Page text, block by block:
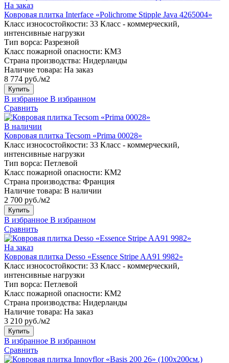
На заказ
Ковровая плитка Interface «Polichrome Stipple Java 4265004»
Класс износостойкости: 33 Класс - коммерческий,
интенсивные нагрузки
Тип ворса: Разрезной
Класс пожарной опасности: КМ3
Страна производства: Нидерланды
Наличие товара: На заказ
8 774 руб./м2
Купить
В избранное В избранном
Сравнить
В наличии
Ковровая плитка Tecsom «Prima 00028»
Класс износостойкости: 33 Класс - коммерческий,
интенсивные нагрузки
Тип ворса: Петлевой
Класс пожарной опасности: КМ2
Страна производства: Франция
Наличие товара: В наличии
2 700 руб./м2
Купить
В избранное В избранном
Сравнить
На заказ
Ковровая плитка Desso «Essence Stripe AA91 9982»
Класс износостойкости: 33 Класс - коммерческий,
интенсивные нагрузки
Тип ворса: Петлевой
Класс пожарной опасности: КМ2
Страна производства: Нидерланды
Наличие товара: На заказ
3 210 руб./м2
Купить
В избранное В избранном
Сравнить